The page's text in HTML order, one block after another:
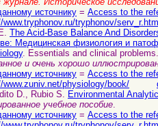
источнику = Access to the
www.tryphonov.ru/tryphonov/
The Acid-Base Balance And
Медицинская физиология и
. Essentials and clinical
и очень хорошо
источнику = Access to the
www.zuniv.net/physiology/book/
D., Rubio S. Environmental
учебное пособие
источнику = Access to the